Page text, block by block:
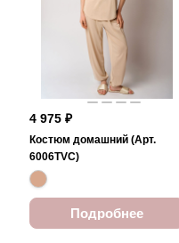
4 975 ₽
Костюм домашний (Арт.
6006TVC)
Подробнее